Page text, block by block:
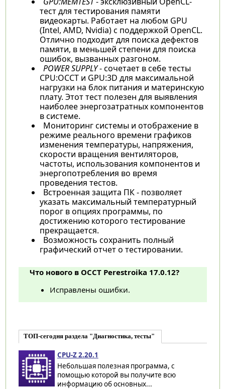
тест для тестирования памяти
видеокарты. Работает на любом GPU
(Intel, AMD, Nvidia) с поддержкой OpenCL.
Отлично подходит для поиска дефектов
памяти, в меньшей степени для поиска
ошибок, вызванных разгоном.
POWER SUPPLY- сочетает в себе тесты
CPU:OCCT и GPU:3D для максимальной
нагрузки на блок питания и материнскую
плату. Этот тест полезен для выявления
наиболее энергозатратных компонентов
в системе.
Мониторинг системы и отображение в
режиме реального времени графиков
изменения температуры, напряжения,
скорости вращения вентиляторов,
частоты, использования компонентов и
энергопотребления во время
проведения тестов.
Встроенная защита ПК - позволяет
указать максимальный температурный
порог в опциях программы, по
достижению которого тестирование
прекращается.
Возможность сохранить полный
графический отчет о тестировании.
Что нового в OCCT Perestroika 17.0.12?
Исправлены ошибки.
ТОП-сегодня раздела "Диагностика, тесты"
CPU-Z 2.20.1
Небольшая полезная программа, с
помощью которой вы получите всю
информацию об основных...